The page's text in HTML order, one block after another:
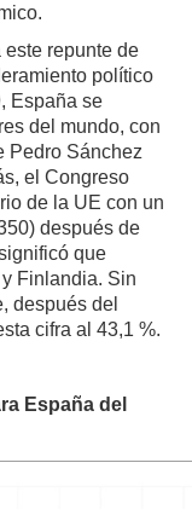
repunte de
político
España se
del mundo, con
Pedro Sánchez
el Congreso
de la UE con un
después de
que
Finlandia. Sin
después del
cifra al 43,1 %.
España del